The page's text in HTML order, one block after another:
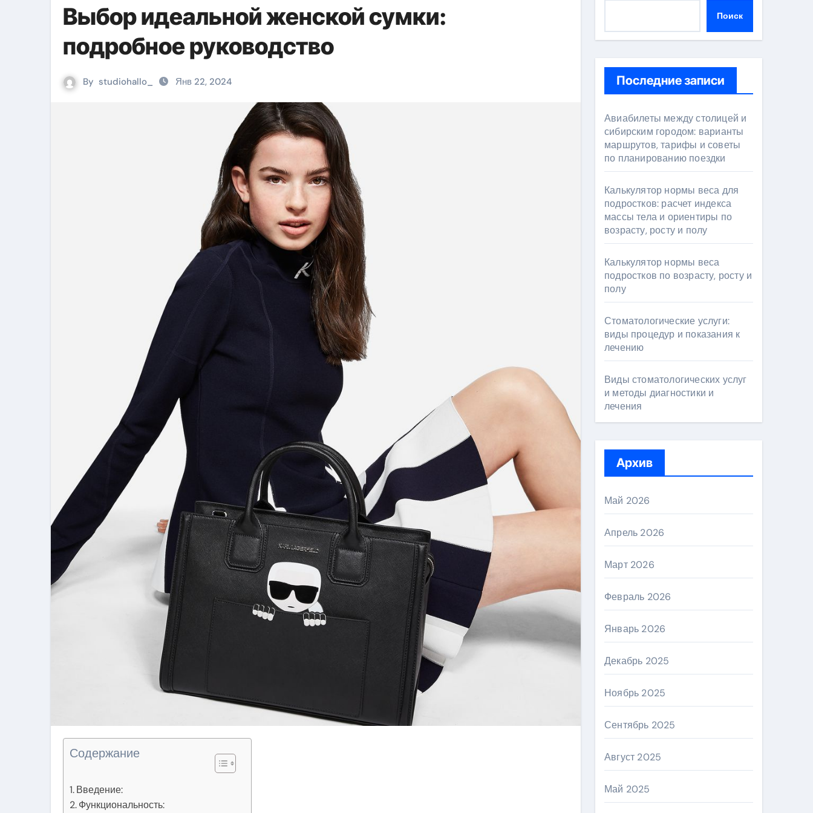
Выбор идеальной женской сумки:
подробное руководство
By studiohallo_ Янв 22, 2024
Содержание
Введение:
Функциональность:
Поиск
Последние записи
Авиабилеты между столицей и
сибирским городом: варианты
маршрутов, тарифы и советы
по планированию поездки
Калькулятор нормы веса для
подростков: расчет индекса
массы тела и ориентиры по
возрасту, росту и полу
Калькулятор нормы веса
подростков по возрасту, росту и
полу
Стоматологические услуги:
виды процедур и показания к
лечению
Виды стоматологических услуг
и методы диагностики и
лечения
Архив
Май 2026
Апрель 2026
Март 2026
Февраль 2026
Январь 2026
Декабрь 2025
Ноябрь 2025
Сентябрь 2025
Август 2025
Май 2025